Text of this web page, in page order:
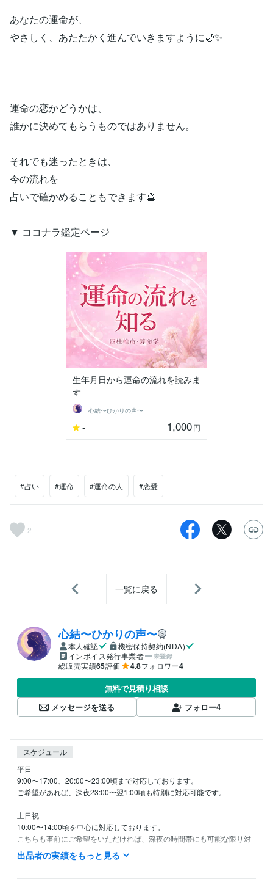
あなたの運命が、
やさしく、あたたかく進んでいきますように🌙✨
運命の恋かどうかは、
誰かに決めてもらうものではありません。
それでも迷ったときは、
今の流れを
占いで確かめることもできます🔮
▼ ココナラ鑑定ページ
生年月日から運命の流れを読みま
す
心結〜ひかりの声〜
- 1,000円
#占い #運命 #運命の人 #恋愛
2
一覧に戻る
心結〜ひかりの声〜
本人確認
機密保持契約(NDA)
インボイス発行事業者
未登録
総販売実績65評価 4.8フォロワー4
無料で見積り相談
メッセージを送る
フォロー4
スケジュール
平日
9:00〜17:00、20:00〜23:00頃まで対応しております。
ご希望があれば、深夜23:00〜翌1:00頃も特別に対応可能です。
土日祝
10:00〜14:00頃を中心に対応しております。
こちらも事前にご希望をいただければ、深夜の時間帯にも可能な限り対
応いたします。
出品者の実績をもっと見る